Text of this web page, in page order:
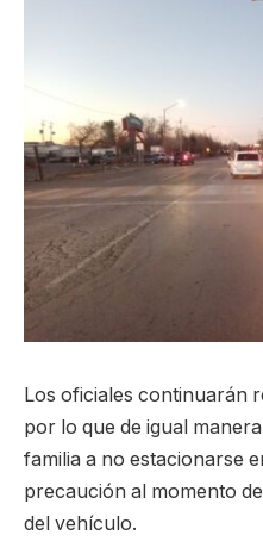
Los oficiales continuarán
por lo que de igual
familia a no estacionarse
precaución al momento
del vehículo.